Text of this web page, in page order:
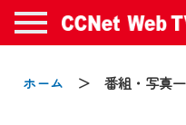
ホーム ＞ 番組・写真一
お